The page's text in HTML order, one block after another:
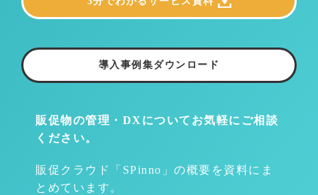
販促物の管理・DXについて お気軽にご相談
ください。
販促クラウド「SPinno」の概要を資料にま
とめています。
導入事例集ダウンロード